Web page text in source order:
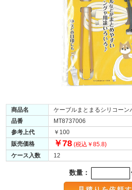
商品名
ケーブルまとまるシリコーン
品番
MT8737006
参考上代
￥100
販売価格
￥78 (税込￥85.8)
ケース入数
12
数量：